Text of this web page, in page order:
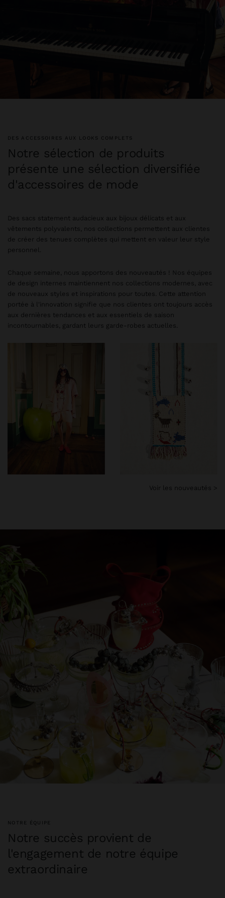
DES ACCESSOIRES AUX LOOKS COMPLETS
Notre sélection de produits
présente une sélection diversifiée
d'accessoires de mode
Des sacs statement audacieux aux bijoux délicats et aux
vêtements polyvalents, nos collections permettent aux clientes
de créer des tenues complètes qui mettent en valeur leur style
personnel.
Chaque semaine, nous apportons des nouveautés ! Nos équipes
de design internes maintiennent nos collections modernes, avec
de nouveaux styles et inspirations pour toutes. Cette attention
portée à l'innovation signifie que nos clientes ont toujours accès
aux dernières tendances et aux essentiels de saison
incontournables, gardant leurs garde-robes actuelles.
Voir les nouveautés >
NOTRE ÉQUIPE
Notre succès provient de
l'engagement de notre équipe
extraordinaire